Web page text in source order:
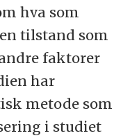
hva som
tilstand som
faktorer
har
metode som
i studiet